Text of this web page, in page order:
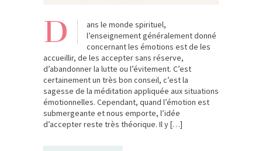
D
ans le monde spirituel,
l’enseignement généralement donné
concernant les émotions est de les
accueillir, de les accepter sans réserve,
d’abandonner la lutte ou l’évitement. C’est
certainement un très bon conseil, c’est la
sagesse de la méditation appliquée aux situations
émotionnelles. Cependant, quand l’émotion est
submergeante et nous emporte, l’idée
d’accepter reste très théorique. Il y […]